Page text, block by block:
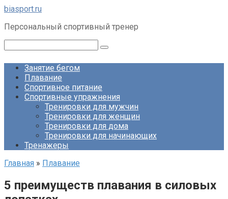
Перейти
контенту
biasport.ru
Персональный спортивный тренер
Занятие бегом
Плавание
Спортивное питание
Спортивные упражнения
Тренировки для мужчин
Тренировки для женщин
Тренировки для дома
Тренировки для начинающих
Тренажеры
Главная » Плавание
5 преимуществ плавания в силовых